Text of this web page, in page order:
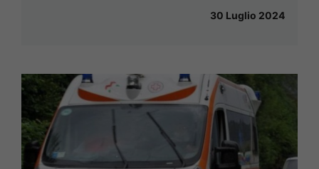
30 Luglio 2024